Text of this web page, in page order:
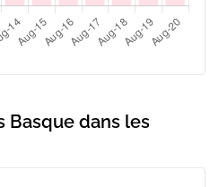
Basque dans les